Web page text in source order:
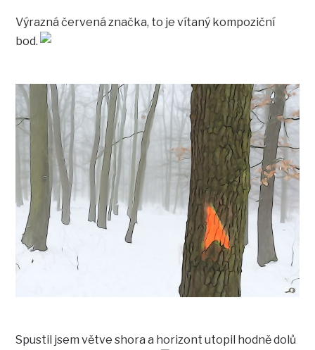
Výrazná červená značka, to je vítaný kompoziční
bod.
Spustil jsem větve shora a horizont utopil hodně dolů